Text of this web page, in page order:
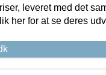
leveret med det
her for at se deres